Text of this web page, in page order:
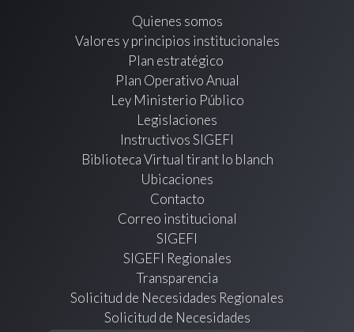
Quienes somos
Valores y principios institucionales
Plan estratégico
Plan Operativo Anual
Ley Ministerio Público
Legislaciones
Instructivos SIGEFI
Biblioteca Virtual tirant lo blanch
Ubicaciones
Contacto
Correo institucional
SIGEFI
SIGEFI Regionales
Transparencia
Solicitud de Necesidades Regionales
Solicitud de Necesidades